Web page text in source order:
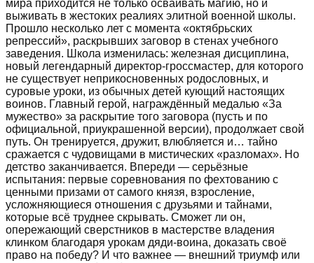
мира приходится не только осваивать магию, но и
выживать в жестоких реалиях элитной военной школы.
Прошло несколько лет с момента «октябрьских
репрессий», раскрывших заговор в стенах учебного
заведения. Школа изменилась: железная дисциплина,
новый легендарный директор-гроссмастер, для которого
не существует неприкосновенных родословных, и
суровые уроки, из обычных детей кующий настоящих
воинов. Главный герой, награждённый медалью «За
мужество» за раскрытие того заговора (пусть и по
официальной, приукрашенной версии), продолжает свой
путь. Он тренируется, дружит, влюбляется и… тайно
сражается с чудовищами в мистических «разломах». Но
детство заканчивается. Впереди — серьёзные
испытания: первые соревнования по фехтованию с
ценными призами от самого князя, взросление,
усложняющиеся отношения с друзьями и тайнами,
которые всё труднее скрывать. Сможет ли он,
опережающий сверстников в мастерстве владения
клинком благодаря урокам дяди-воина, доказать своё
право на победу? И что важнее — внешний триумф или